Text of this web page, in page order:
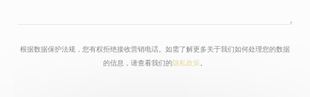
根据数据保护法规，您有权拒绝接收营销电话。如需了解更多关于我们如何处理您的数据
的信息，请查看我们的隐私政策